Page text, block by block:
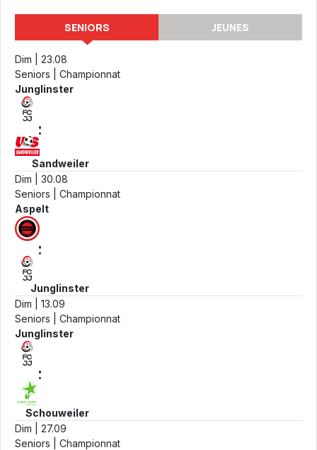
SENIORS JEUNES
Dim | 23.08
Seniors | Championnat
Junglinster
:
Sandweiler
Dim | 30.08
Seniors | Championnat
Aspelt
:
Junglinster
Dim | 13.09
Seniors | Championnat
Junglinster
:
Schouweiler
Dim | 27.09
Seniors | Championnat